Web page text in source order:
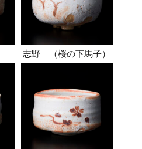
志野 （桜の下馬子）